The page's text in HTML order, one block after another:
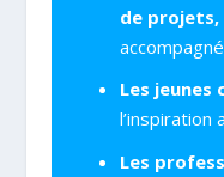
de projets,
Les jeunes
l’inspiration
Les